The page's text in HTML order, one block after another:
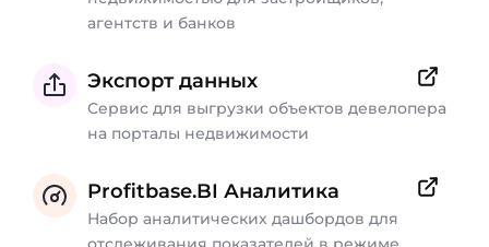
агентств и банков
Экспорт данных
Сервис для выгрузки объектов девелопера
на порталы недвижимости
Profitbase.BI Аналитика
Набор аналитических дашбордов для